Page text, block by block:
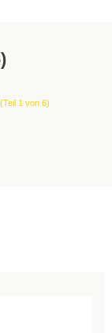
1 von 6)